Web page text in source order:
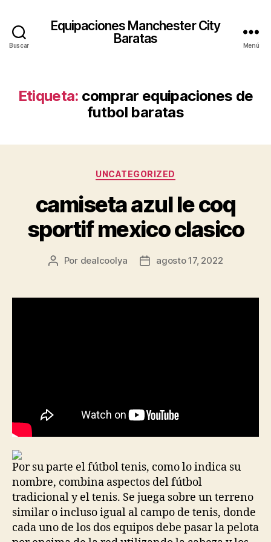
Buscar
Equipaciones Manchester City
Baratas
Menú
Etiqueta: comprar equipaciones de
futbol baratas
Categorías
UNCATEGORIZED
camiseta azul le coq
sportif mexico clasico
Autor
entrada
Por dealcoolya
Fecha
entrada
agosto 17, 2022
Por su parte el fútbol tenis, como lo indica su
nombre, combina aspectos del fútbol
tradicional y el tenis. Se juega sobre un terreno
similar o incluso igual al campo de tenis, donde
cada uno de los dos equipos debe pasar la pelota